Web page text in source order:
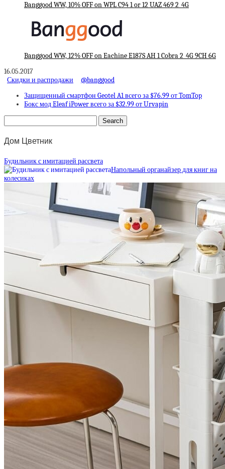
Banggood WW, 10% OFF on WPL C94 1 or 12 UAZ 469 2_4G
Banggood WW, 12% OFF on Eachine E187S AH 1 Cobra 2_4G 9CH 6G
16.05.2017
Скидки и распродажи
@banggood
Защищенный смартфон Geotel A1 всего за $76.99 от TomTop
Бокс мод Eleaf iPower всего за $32.99 от Urvapin
Дом Цветник
Будильник с имитацией рассвета
Напольный органайзер для книг на
колесиках